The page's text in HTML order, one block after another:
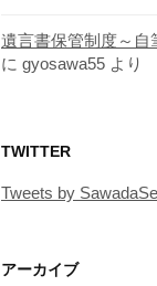
遺言書保管制度～自
に gyosawa55 より
TWITTER
Tweets by
アーカイブ